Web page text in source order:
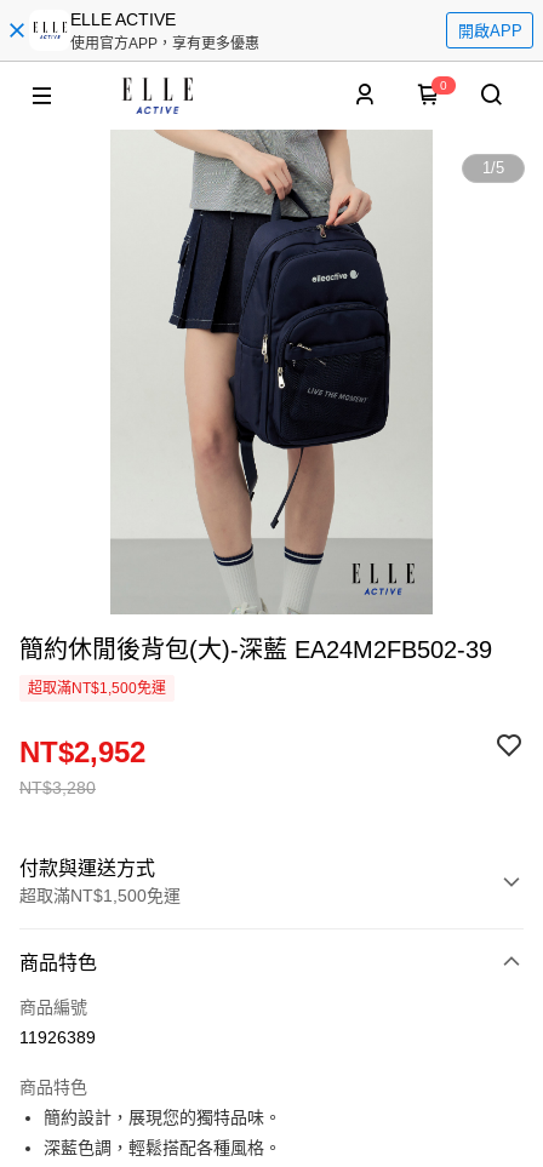
ELLE ACTIVE
使用官方APP，享有更多優惠
開啟APP
0
1/5
簡約休閒後背包(大)-深藍 EA24M2FB502-39
超取滿NT$1,500免運
NT$3,280
NT$2,952
付款與運送方式
超取滿NT$1,500免運
信用卡一次付款
超商取貨付款
Apple Pay
悠遊付
商品特色
商品編號
11926389
商品特色
簡約設計，展現您的獨特品味。
深藍色調，輕鬆搭配各種風格。